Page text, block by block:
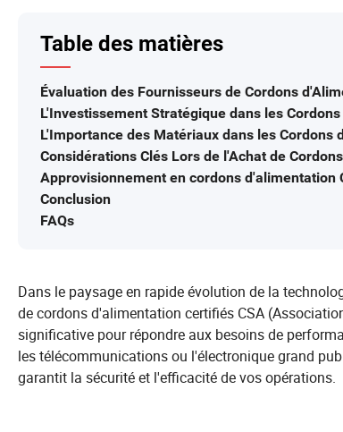
Table des matières
Évaluation des Fournisseurs de Cordons
L'Investissement Stratégique dans les
L'Importance des Matériaux dans les Cordons
Considérations Clés Lors de l'Achat de
Approvisionnement en cordons d'alimentation
Conclusion
FAQs
Dans le paysage en rapide évolution de la
de cordons d'alimentation certifiés CSA
significative pour répondre aux besoins de
les télécommunications ou l'électronique grand
garantit la sécurité et l'efficacité de vos opérations.